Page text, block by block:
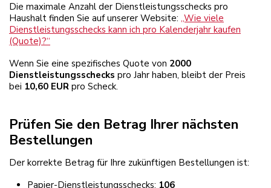
Die maximale Anzahl der Dienstleistungsschecks pro
Haushalt finden Sie auf unserer Website: „Wie viele
Dienstleistungsschecks kann ich pro Kalenderjahr kaufen
(Quote)?“
Wenn Sie eine spezifisches Quote von 2000
Dienstleistungsschecks pro Jahr haben, bleibt der Preis
bei 10,60 EUR pro Scheck.
Prüfen Sie den Betrag Ihrer nächsten
Bestellungen
Der korrekte Betrag für Ihre zukünftigen Bestellungen ist:
Papier-Dienstleistungsschecks: 106